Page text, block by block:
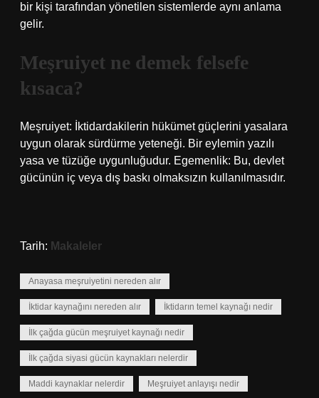
bir kişi tarafından yönetilen sistemlerde aynı anlama
gelir.
Meşruiyet ne demek felsefe
kısaca?
Meşruiyet: İktidardakilerin hükümet güçlerini yasalara
uygun olarak sürdürme yeteneği. Bir eylemin yazılı
yasa ve tüzüğe uygunluğudur. Egemenlik: Bu, devlet
gücünün iç veya dış baskı olmaksızın kullanılmasıdır.
Tarih: Makaleler
Anayasa meşruiyetini nereden alır
İktidar kaynağını nereden alır İktidarın temel kaynağı nedir
İlk çağda gücün meşruiyet kaynağı nedir
İlk çağda siyasi gücün kaynakları nelerdir
Maddi kaynaklar nelerdir Meşruiyet anlayışı nedir